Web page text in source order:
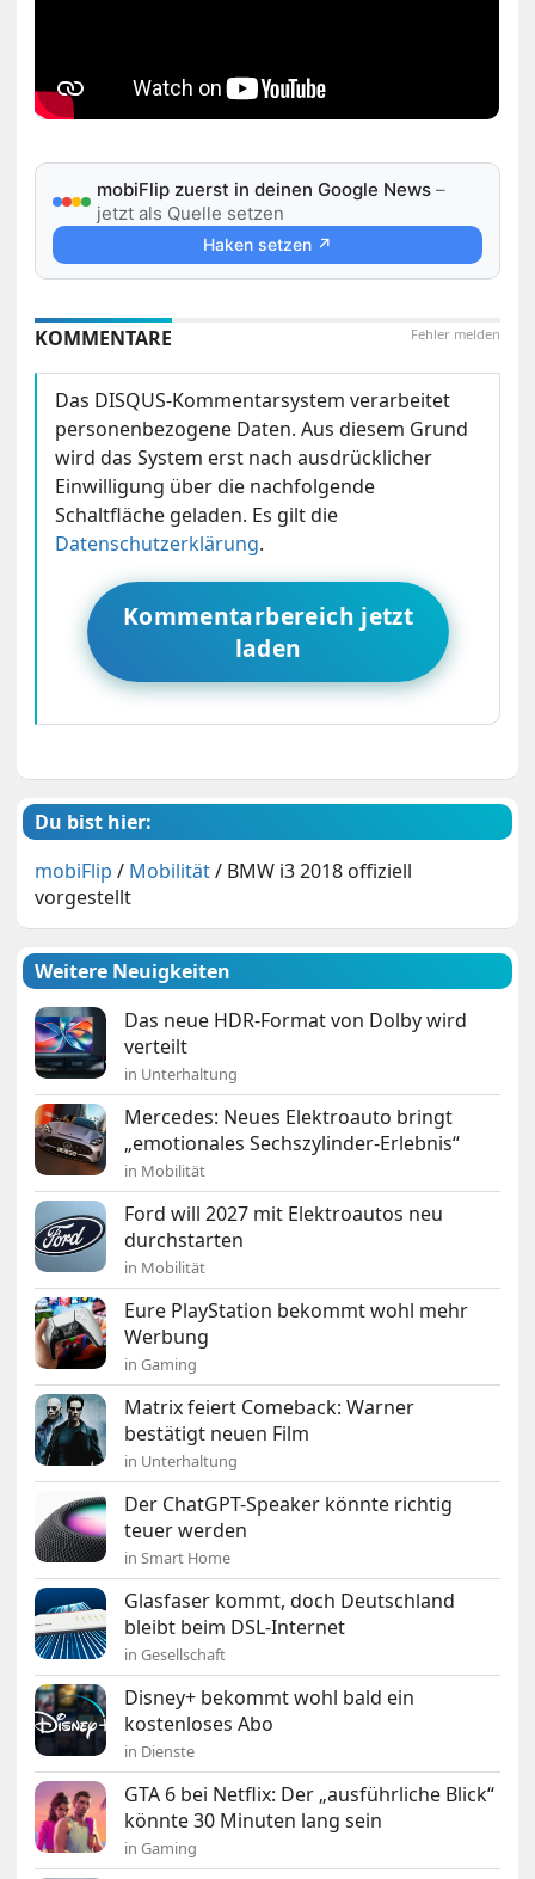
mobiFlip zuerst in deinen Google News –
jetzt als Quelle setzen
Haken setzen ↗
Fehler melden
KOMMENTARE
Das DISQUS-Kommentarsystem verarbeitet
personenbezogene Daten. Aus diesem Grund
wird das System erst nach ausdrücklicher
Einwilligung über die nachfolgende
Schaltfläche geladen. Es gilt die
Datenschutzerklärung.
Kommentarbereich jetzt
laden
Du bist hier:
mobiFlip / Mobilität/ BMW i3 2018 offiziell
vorgestellt
Weitere Neuigkeiten
Das neue HDR-Format von Dolby wird
verteilt
in Unterhaltung
Mercedes: Neues Elektroauto bringt
„emotionales Sechszylinder-Erlebnis“
in Mobilität
Ford will 2027 mit Elektroautos neu
durchstarten
in Mobilität
Eure PlayStation bekommt wohl mehr
Werbung
in Gaming
Matrix feiert Comeback: Warner
bestätigt neuen Film
in Unterhaltung
Der ChatGPT-Speaker könnte richtig
teuer werden
in Smart Home
Glasfaser kommt, doch Deutschland
bleibt beim DSL-Internet
in Gesellschaft
Disney+ bekommt wohl bald ein
kostenloses Abo
in Dienste
GTA 6 bei Netflix: Der „ausführliche Blick“
könnte 30 Minuten lang sein
in Gaming